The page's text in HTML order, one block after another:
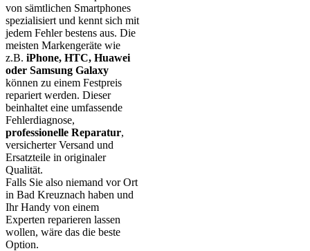
von sämtlichen Smartphones
spezialisiert und kennt sich mit
jedem Fehler bestens aus. Die
meisten Markengeräte wie
z.B. iPhone, HTC, Huawei
oder Samsung Galaxy
können zu einem Festpreis
repariert werden. Dieser
beinhaltet eine umfassende
Fehlerdiagnose,
professionelle Reparatur,
versicherter Versand und
Ersatzteile in originaler
Qualität.
Falls Sie also niemand vor Ort
in Bad Kreuznach haben und
Ihr Handy von einem
Experten reparieren lassen
wollen, wäre das die beste
Option.